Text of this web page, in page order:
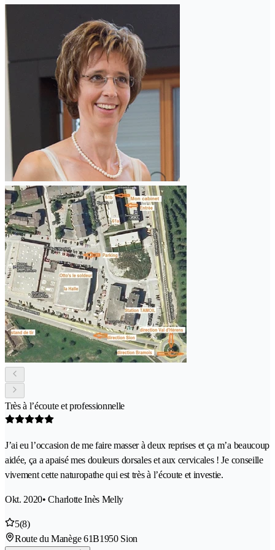
Très à l’écoute et professionnelle
J’ai eu l’occasion de me faire masser à deux reprises et ça m’a beaucoup
aidée, ça a apaisé mes douleurs dorsales et aux cervicales ! Je conseille
vivement cette naturopathe qui est très à l’écoute et investie.
Okt. 2020• Charlotte Inès Melly
5(8)
Route du Manège 61B1950 Sion